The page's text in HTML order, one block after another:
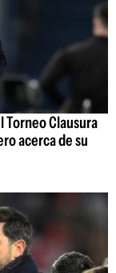
Torneo Clausura
acerca de su